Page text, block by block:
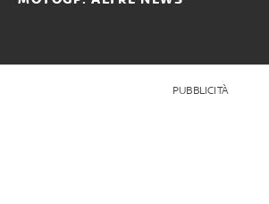
PUBBLICITÀ